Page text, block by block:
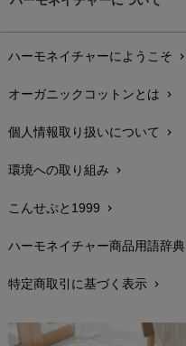
配送と送料chevron_right
在庫状況と発送予定chevron_right
サイズ・寸法chevron_right
生地・素材chevron_right
お手入れについて
レビューを書こうchevron_right
返品交換chevron_right
FAXでのご注文
ハーモネイチャーにようこそ chevron_right
オーガニックコットンとは chevron_right
個人情報取り扱いについて chevron_right
環境への取り組み chevron_right
こんせぷと1999 chevron_right
ハーモネイチャー商品用語辞典
特定商取引に基づく表示 chevron_right